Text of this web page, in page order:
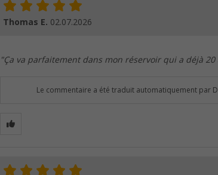
Thomas E. 02.07.2026
"Ça va parfaitement dans mon réservoir qui a déjà 20
Le commentaire a été traduit automatiquement par